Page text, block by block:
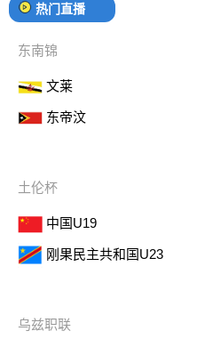
热门直播
东南锦
文莱
东帝汶
土伦杯
中国U19
刚果民主共和国U23
乌兹职联